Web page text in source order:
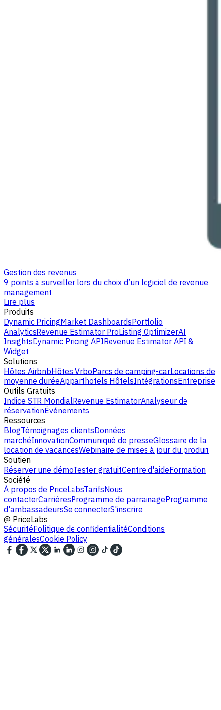
Gestion des revenus
9 points à surveiller lors du choix d’un logiciel de revenue
management
Lire plus
Produits
Dynamic PricingMarket DashboardsPortfolio
AnalyticsRevenue Estimator ProListing OptimizerAI
InsightsDynamic Pricing APIRevenue Estimator API &
Widget
Solutions
Hôtes AirbnbHôtes VrboParcs de camping-carLocations de
moyenne duréeApparthotels HôtelsIntégrationsEntreprise
Outils Gratuits
Indice STR MondialRevenue EstimatorAnalyseur de
réservationÉvénements
Ressources
BlogTémoignages clientsDonnées
marchéInnovationCommuniqué de presseGlossaire de la
location de vacancesWebinaire de mises à jour du produit
Soutien
Réserver une démoTester gratuitCentre d'aideFormation
Société
À propos de PriceLabsTarifsNous
contacterCarrièresProgramme de parrainageProgramme
d'ambassadeursSe connecterS'inscrire
@ PriceLabs
SécuritéPolitique de confidentialitéConditions
généralesCookie Policy